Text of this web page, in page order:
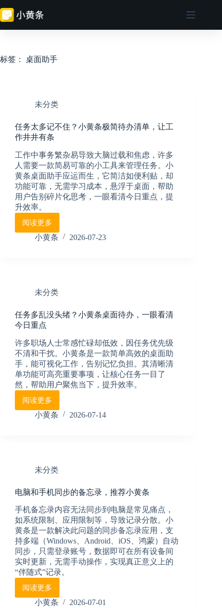
至
标签： 桌面助手
未分类
任务太多记不住？小黄条极简待办清单，让工
作井井有条
工作中事务繁杂易导致大脑过载和焦虑，许多
人需要一款简易可靠的小工具来管理任务。小
黄条桌面助手应运而生，它简洁如便利贴，却
功能可靠，无需学习成本，悬浮于桌面，帮助
用户告别碎片化思考，一眼看清今日重点，提
升效率。
阅读更多
任
务
小
条
极
待
办
清
单，
让
工
作
井
小黄条 2026-07-23
未分类
任务多乱没头绪？小黄条桌面待办，一眼看清
今日重点
许多职场人士常感忙碌却低效，因任务优先级
不清和干扰。小黄条是一款简单高效的桌面助
手，能可视化工作，告别记忆负担。其清晰清
单功能可高亮重要事项，让核心任务一目了
然，帮助用户聚焦当下，提升效率。
阅读更多
任
务
小
条
桌
面
待
办，
一
眼
看
清
今
日
重
小黄条 2026-07-14
未分类
电脑和手机同步的备忘录，推荐小黄条
手机备忘录内容无法同步到电脑是常见痛点，
如系统限制、应用限制等，导致记录分散。小
黄条是一款解决此问题的同步备忘录应用，支
持多端（Windows、Android、iOS、鸿蒙）自动
同步，只需登录账号，数据即可在所有设备间
实时更新，无需手动操作，实现真正意义上的
“伴随式”记录。
阅读更多
电
脑
小黄条 2026-07-01